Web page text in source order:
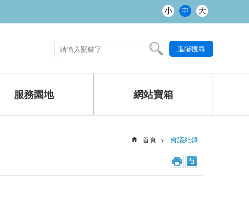
小 中 大
進階搜尋
服務園地 網站寶箱
首頁 會議紀錄